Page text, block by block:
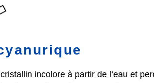
incolore à partir de l’eau et